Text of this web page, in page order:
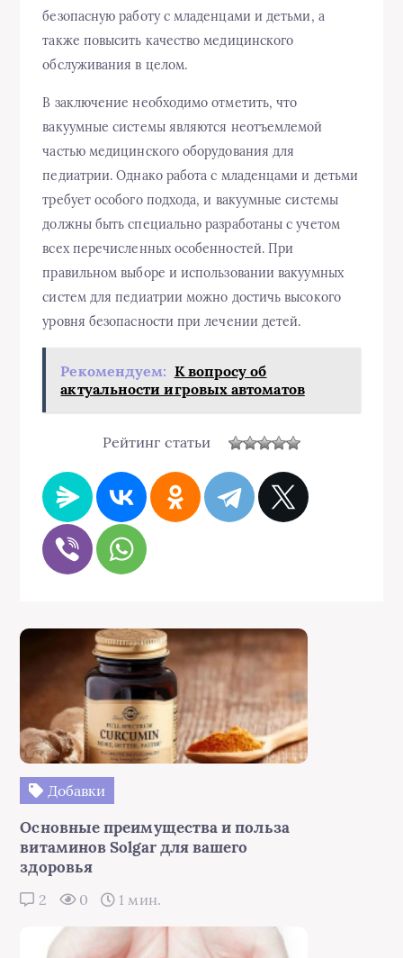
безопасную работу с младенцами и детьми, а
также повысить качество медицинского
обслуживания в целом.
В заключение необходимо отметить, что
вакуумные системы являются неотъемлемой
частью медицинского оборудования для
педиатрии. Однако работа с младенцами и детьми
требует особого подхода, и вакуумные системы
должны быть специально разработаны с учетом
всех перечисленных особенностей. При
правильном выборе и использовании вакуумных
систем для педиатрии можно достичь высокого
уровня безопасности при лечении детей.
Рекомендуем: К вопросу об
актуальности игровых автоматов
Рейтинг статьи
Добавки
Основные преимущества и польза
витаминов Solgar для вашего
здоровья
2 0 1 мин.